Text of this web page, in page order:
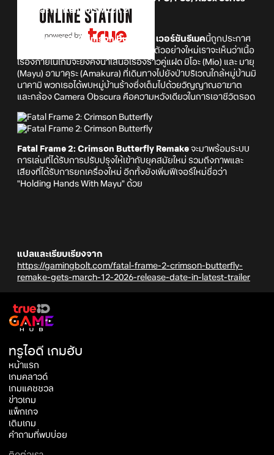
X/S และ Nintendo Switch 2
Fatal Frame 2: Crimson Butterfly เวอร์ชันรีเมคนี้ถูกประกาศ
เปิดตัวไปเมื่อเดือนกันยายนที่ผ่านมา ในตัวอย่างใหม่เราจะเห็นว่าเนื้อ
เรื่องภายในเกมจะยังคงนำเสนอเรื่องราวคู่แฝด มิโอะ (Mio) และ มายุ
(Mayu) อามาคุระ (Amakura) ที่เดินทางไปยังป่าบริเวณใกล้หมู่บ้านมิ
นาคามิ พวกเธอได้พบหมู่บ้านร้างซึ่งเต็มไปด้วยวิญญาณอาฆาต
และกล้อง Camera Obscura คือความหวังเดียวในการเอาชีวิตรอด
Fatal Frame 2: Crimson Butterfly Remake จะมาพร้อมระบบ
การเล่นที่ได้รับการปรับปรุงให้เข้ากับยุคสมัยใหม่ รวมถึงภาพและ
เสียงที่ได้รับการยกเครื่องใหม่ อีกทั้งยังเพิ่มฟีเจอร์ใหม่ชื่อว่า
"Holding Hands With Mayu" ด้วย
แปลและเรียบเรียงจาก
https://gamingbolt.com/fatal-frame-2-crimson-butterfly-
remake-gets-march-12-2026-release-date-in-latest-trailer
ทรูไอดี เกมฮับ
หน้าแรก
เกมคลาวด์
เกมแคชชวล
ข่าวเกม
แพ็กเกจ
เติมเกม
คำถามที่พบบ่อย